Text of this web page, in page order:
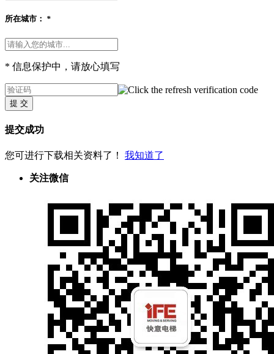
所在城市： *
* 信息保护中，请放心填写
提 交
提交成功
您可进行下载相关资料了！ 我知道了
关注微信